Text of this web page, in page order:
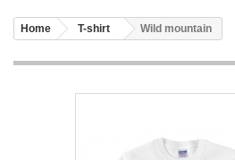
Home T-shirt Wild mountain